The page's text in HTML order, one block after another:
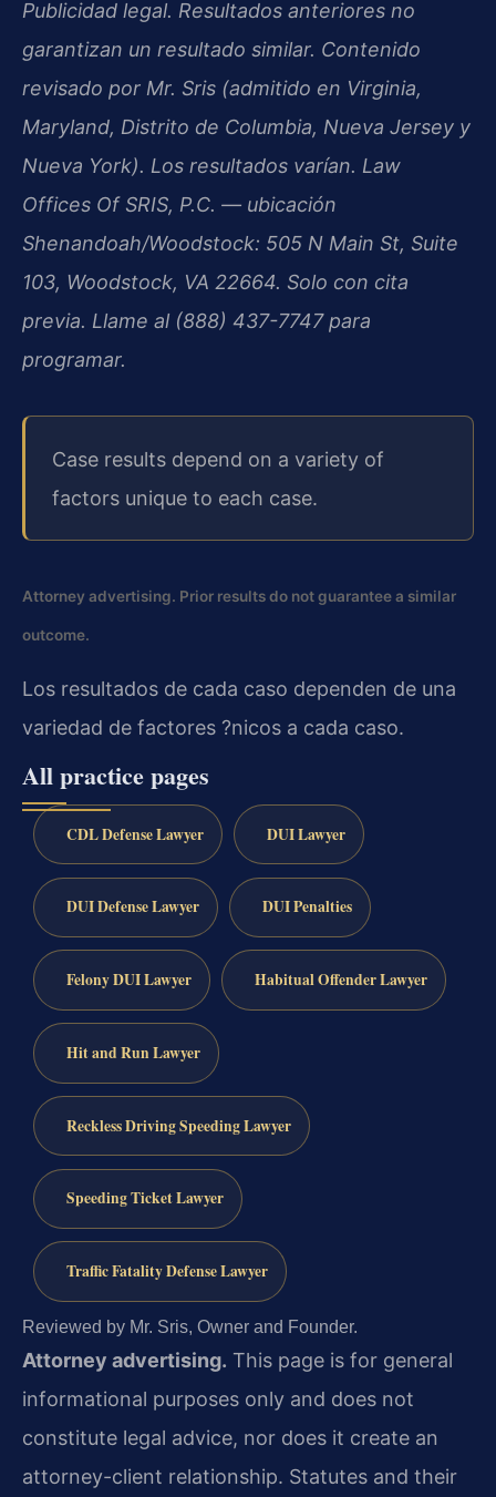
Publicidad legal. Resultados anteriores no
garantizan un resultado similar. Contenido
revisado por Mr. Sris (admitido en Virginia,
Maryland, Distrito de Columbia, Nueva Jersey y
Nueva York). Los resultados varían. Law
Offices Of SRIS, P.C. — ubicación
Shenandoah/Woodstock: 505 N Main St, Suite
103, Woodstock, VA 22664. Solo con cita
previa. Llame al (888) 437-7747 para
programar.
Case results depend on a variety of
factors unique to each case.
Attorney advertising. Prior results do not guarantee a similar
outcome.
Los resultados de cada caso dependen de una
variedad de factores ?nicos a cada caso.
All practice pages
CDL Defense Lawyer DUI Lawyer
DUI Defense Lawyer DUI Penalties
Felony DUI Lawyer Habitual Offender Lawyer
Hit and Run Lawyer
Reckless Driving Speeding Lawyer
Speeding Ticket Lawyer
Traffic Fatality Defense Lawyer
Reviewed by Mr. Sris, Owner and Founder.
Attorney advertising. This page is for general
informational purposes only and does not
constitute legal advice, nor does it create an
attorney-client relationship. Statutes and their